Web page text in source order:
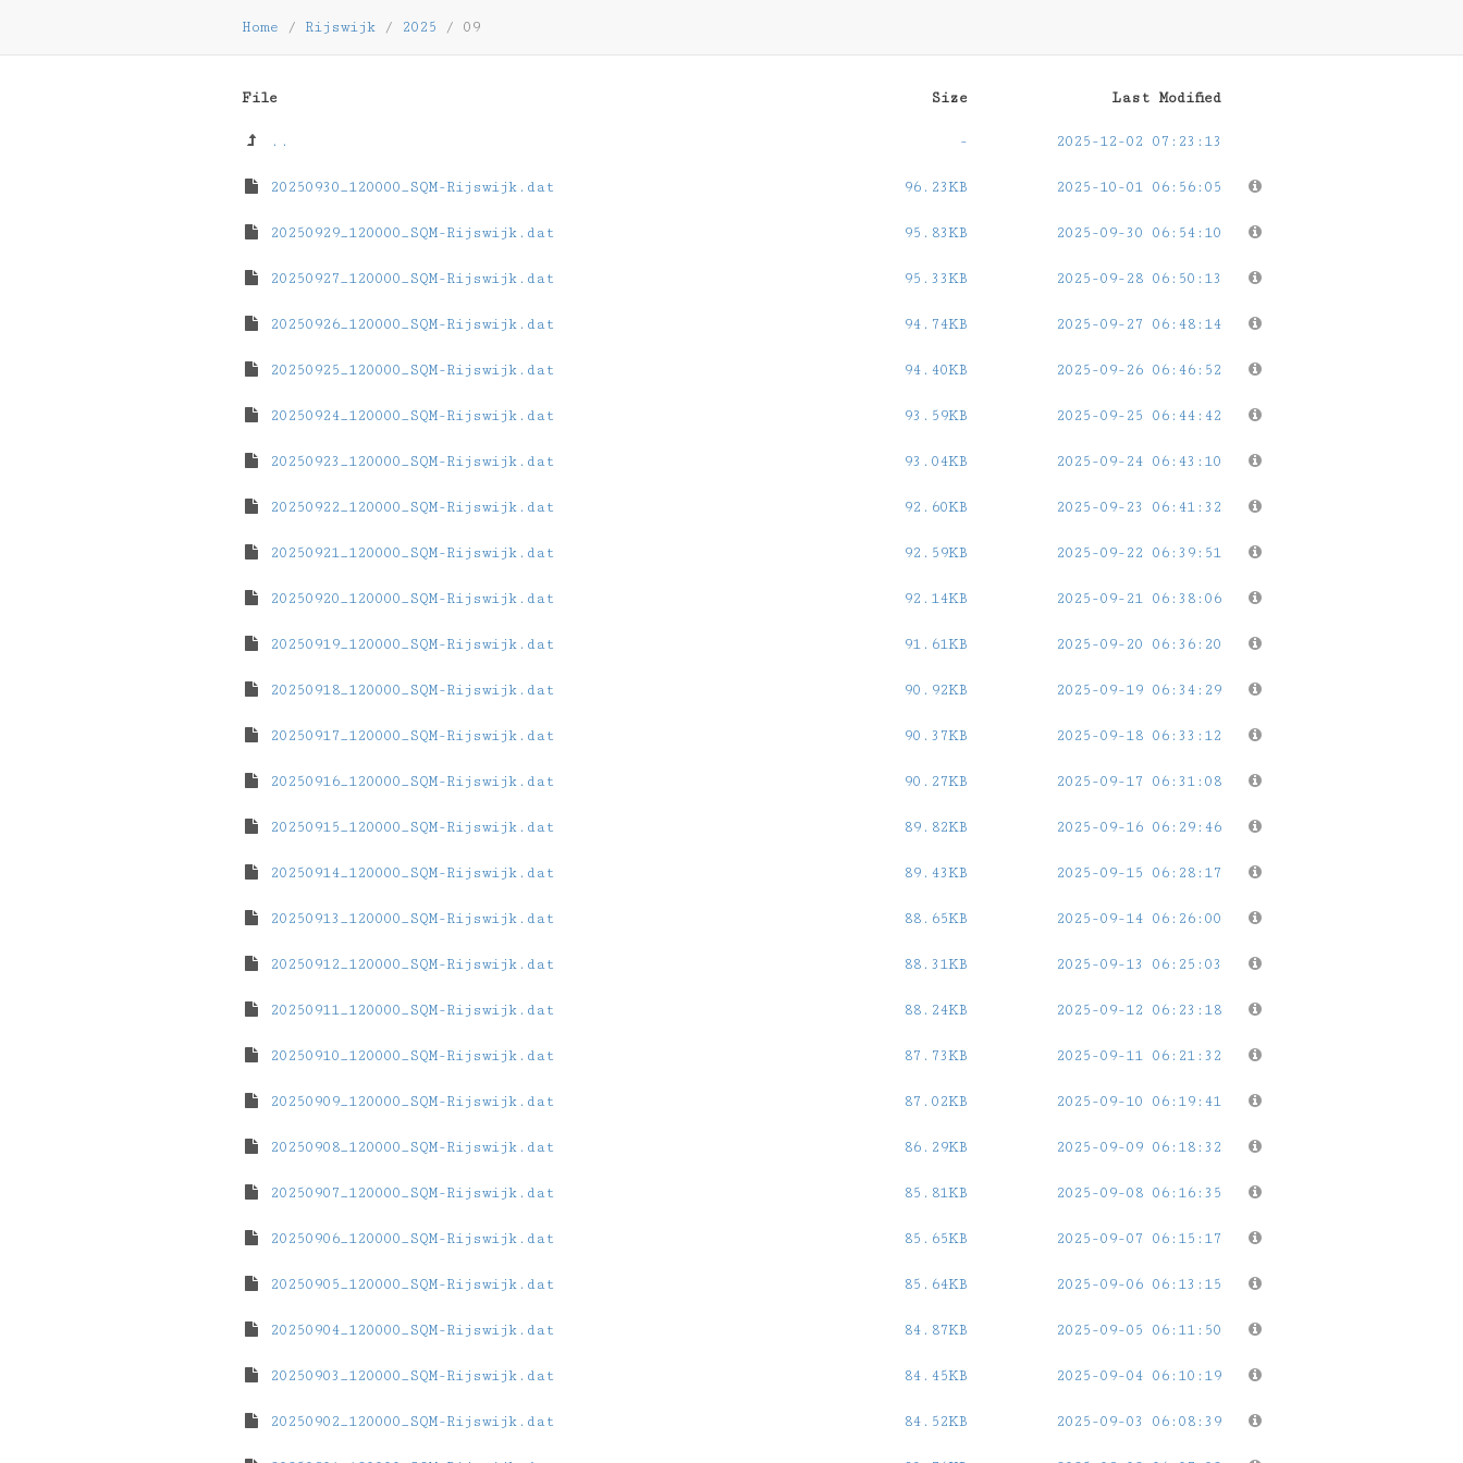
Home / Rijswijk / 2025 / 09
File Size Last Modified
.. - 2025-12-02 07:23:13
20250930_120000_SQM-Rijswijk.dat 96.23KB 2025-10-01 06:56:05
20250929_120000_SQM-Rijswijk.dat 95.83KB 2025-09-30 06:54:10
20250927_120000_SQM-Rijswijk.dat 95.33KB 2025-09-28 06:50:13
20250926_120000_SQM-Rijswijk.dat 94.74KB 2025-09-27 06:48:14
20250925_120000_SQM-Rijswijk.dat 94.40KB 2025-09-26 06:46:52
20250924_120000_SQM-Rijswijk.dat 93.59KB 2025-09-25 06:44:42
20250923_120000_SQM-Rijswijk.dat 93.04KB 2025-09-24 06:43:10
20250922_120000_SQM-Rijswijk.dat 92.60KB 2025-09-23 06:41:32
20250921_120000_SQM-Rijswijk.dat 92.59KB 2025-09-22 06:39:51
20250920_120000_SQM-Rijswijk.dat 92.14KB 2025-09-21 06:38:06
20250919_120000_SQM-Rijswijk.dat 91.61KB 2025-09-20 06:36:20
20250918_120000_SQM-Rijswijk.dat 90.92KB 2025-09-19 06:34:29
20250917_120000_SQM-Rijswijk.dat 90.37KB 2025-09-18 06:33:12
20250916_120000_SQM-Rijswijk.dat 90.27KB 2025-09-17 06:31:08
20250915_120000_SQM-Rijswijk.dat 89.82KB 2025-09-16 06:29:46
20250914_120000_SQM-Rijswijk.dat 89.43KB 2025-09-15 06:28:17
20250913_120000_SQM-Rijswijk.dat 88.65KB 2025-09-14 06:26:00
20250912_120000_SQM-Rijswijk.dat 88.31KB 2025-09-13 06:25:03
20250911_120000_SQM-Rijswijk.dat 88.24KB 2025-09-12 06:23:18
20250910_120000_SQM-Rijswijk.dat 87.73KB 2025-09-11 06:21:32
20250909_120000_SQM-Rijswijk.dat 87.02KB 2025-09-10 06:19:41
20250908_120000_SQM-Rijswijk.dat 86.29KB 2025-09-09 06:18:32
20250907_120000_SQM-Rijswijk.dat 85.81KB 2025-09-08 06:16:35
20250906_120000_SQM-Rijswijk.dat 85.65KB 2025-09-07 06:15:17
20250905_120000_SQM-Rijswijk.dat 85.64KB 2025-09-06 06:13:15
20250904_120000_SQM-Rijswijk.dat 84.87KB 2025-09-05 06:11:50
20250903_120000_SQM-Rijswijk.dat 84.45KB 2025-09-04 06:10:19
20250902_120000_SQM-Rijswijk.dat 84.52KB 2025-09-03 06:08:39